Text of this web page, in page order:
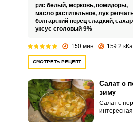
когда
свой
сытности
рис белый, морковь, помидоры,
масло растительное, лук
болгарский перец сладкий,
уксус столовый 9%
150 мин 159.2
СМОТРЕТЬ РЕЦЕПТ
Салат с
зиму
Салат с